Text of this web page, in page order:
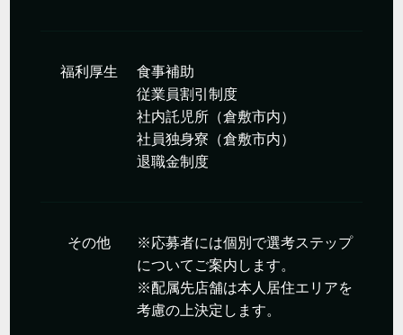
福利厚生
食事補助
従業員割引制度
社内託児所（倉敷市内）
社員独身寮（倉敷市内）
退職金制度
その他
※応募者には個別で選考ステップ
についてご案内します。
※配属先店舗は本人居住エリアを
考慮の上決定します。